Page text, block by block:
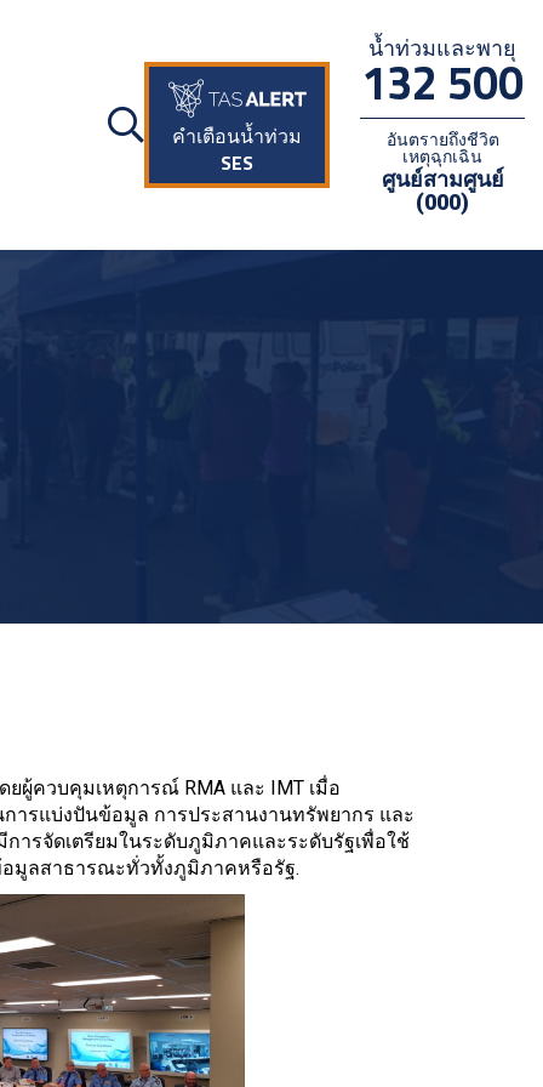
คำเตือนน้ำท่วม
SES
น้ำท่วมและพายุ
132 500
อันตรายถึงชีวิต
เหตุฉุกเฉิน
ศูนย์สามศูนย์
(000)
ผู้ควบคุมเหตุการณ์ RMA และ IMT เมื่อ
รแบ่งปันข้อมูล การประสานงานทรัพยากร และ
ารจัดเตรียมในระดับภูมิภาคและระดับรัฐเพื่อใช้
มูลสาธารณะทั่วทั้งภูมิภาคหรือรัฐ.